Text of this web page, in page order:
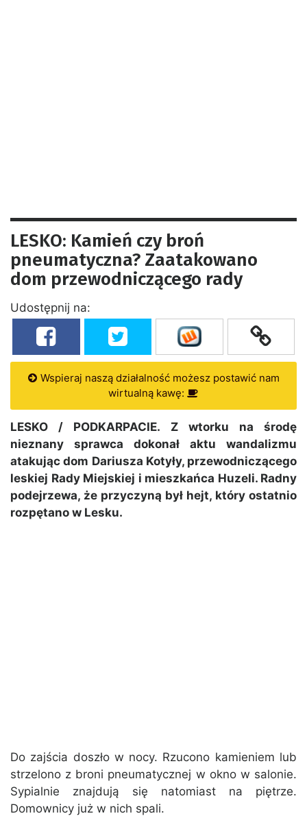
LESKO: Kamień czy broń
pneumatyczna? Zaatakowano
dom przewodniczącego rady
Udostępnij na:
Wspieraj naszą działalność możesz postawić nam
wirtualną kawę:
LESKO / PODKARPACIE. Z wtorku na środę
nieznany sprawca dokonał aktu wandalizmu
atakując dom Dariusza Kotyły, przewodniczącego
leskiej Rady Miejskiej i mieszkańca Huzeli. Radny
podejrzewa, że przyczyną był hejt, który ostatnio
rozpętano w Lesku.
Do zajścia doszło w nocy. Rzucono kamieniem lub
strzelono z broni pneumatycznej w okno w salonie.
Sypialnie znajdują się natomiast na piętrze.
Domownicy już w nich spali.